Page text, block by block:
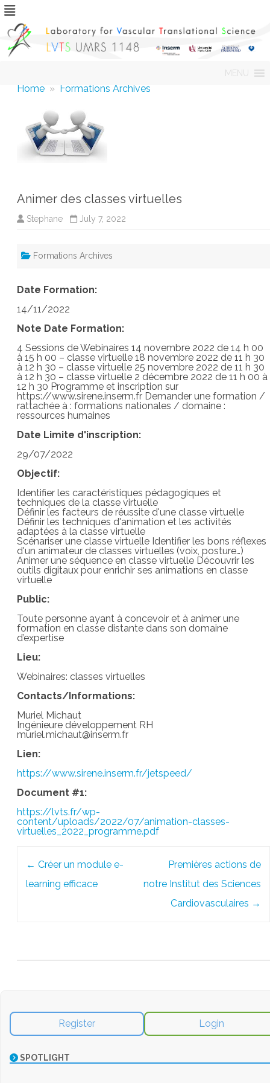
content
MENU
Home » Formations Archives
Animer des classes virtuelles
Stephane July 7, 2022
Formations Archives
Date Formation:
14/11/2022
Note Date Formation:
4 Sessions de Webinaires 14 novembre 2022 de 14 h 00
à 15 h 00 – classe virtuelle 18 novembre 2022 de 11 h 30
à 12 h 30 – classe virtuelle 25 novembre 2022 de 11 h 30
à 12 h 30 – classe virtuelle 2 décembre 2022 de 11 h 00 à
12 h 30 Programme et inscription sur
https://www.sirene.inserm.fr Demander une formation /
rattachée à : formations nationales / domaine :
ressources humaines
Date Limite d'inscription:
29/07/2022
Objectif:
Identifier les caractéristiques pédagogiques et
techniques de la classe virtuelle
Définir les facteurs de réussite d'une classe virtuelle
Définir les techniques d'animation et les activités
adaptées à la classe virtuelle
Scénariser une classe virtuelle Identifier les bons réflexes
d'un animateur de classes virtuelles (voix, posture…)
Animer une séquence en classe virtuelle Découvrir les
outils digitaux pour enrichir ses animations en classe
virtuelle
Public:
Toute personne ayant à concevoir et à animer une
formation en classe distante dans son domaine
d’expertise
Lieu:
Webinaires: classes virtuelles
Contacts/Informations:
Muriel Michaut
Ingénieure développement RH
muriel.michaut@inserm.fr
Lien:
https://www.sirene.inserm.fr/jetspeed/
Document #1:
https://lvts.fr/wp-
content/uploads/2022/07/animation-classes-
virtuelles_2022_programme.pdf
← Créer un module e-
learning efficace
Premières actions de
notre Institut des Sciences
Cardiovasculaires →
Register Login
SPOTLIGHT